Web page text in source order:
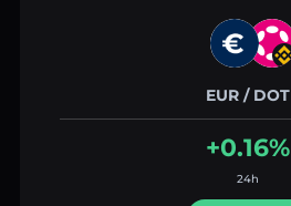
EUR / DOT
+0.16%
24h